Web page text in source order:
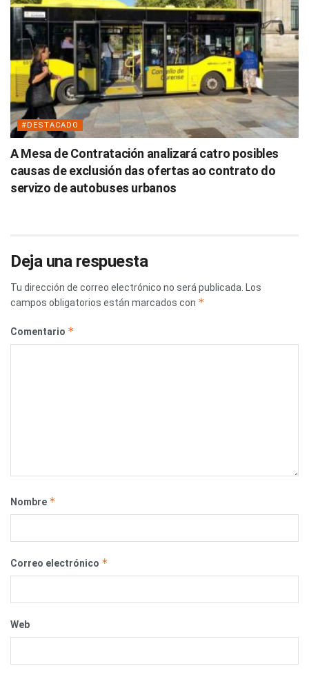
#DESTACADO
A Mesa de Contratación analizará catro posibles
causas de exclusión das ofertas ao contrato do
servizo de autobuses urbanos
Deja una respuesta
Tu dirección de correo electrónico no será publicada.
Los
campos obligatorios están marcados con *
Comentario *
Nombre *
Correo electrónico *
Web